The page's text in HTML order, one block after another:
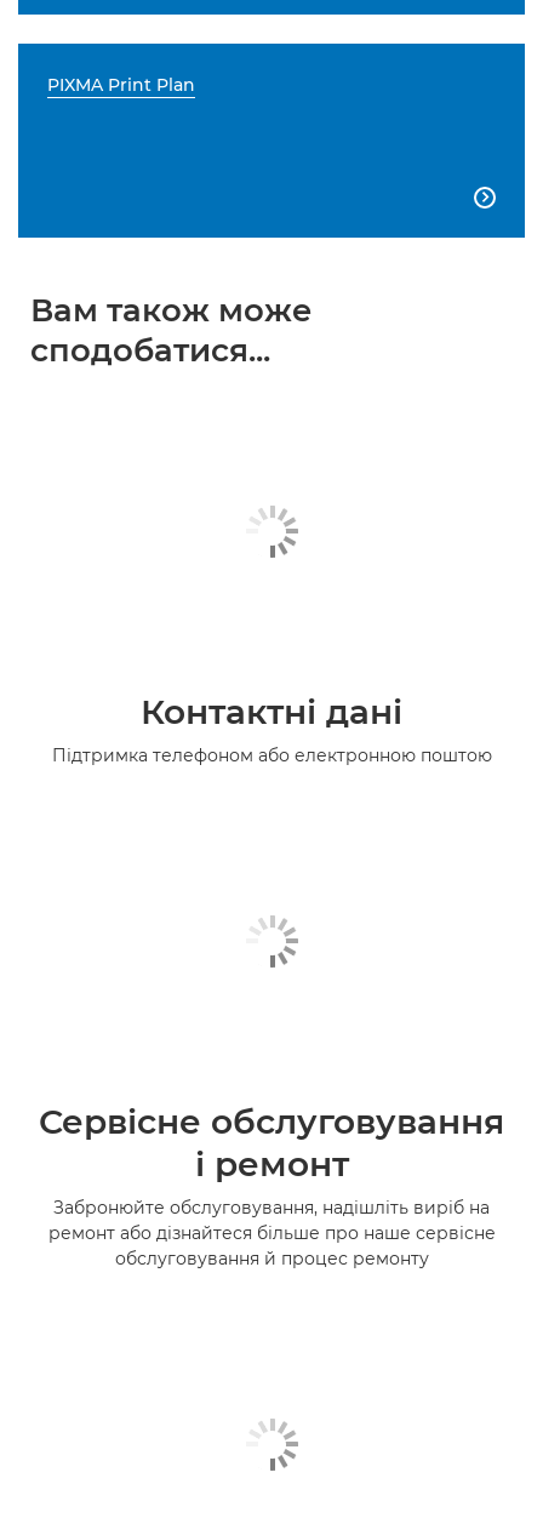
PIXMA Print Plan

Вам також може
сподобатися...
Контактні дані
Підтримка телефоном або електронною поштою
Сервісне обслуговування
і ремонт
Забронюйте обслуговування, надішліть виріб на
ремонт або дізнайтеся більше про наше сервісне
обслуговування й процес ремонту